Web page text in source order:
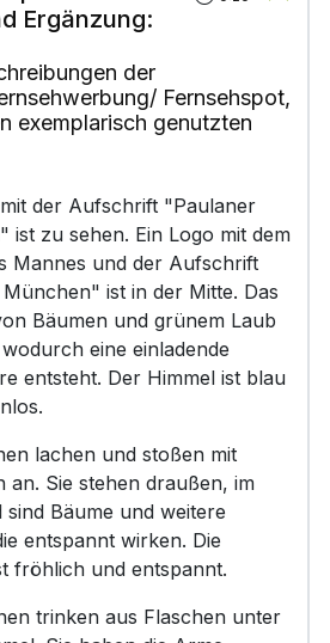
Ergänzung:
der
Fernsehspot,
exemplarisch genutzten
der Aufschrift "Paulaner
ist zu sehen. Ein Logo mit dem
Mannes und der Aufschrift
ist in der Mitte. Das
Bäumen und grünem Laub
eine einladende
entsteht. Der Himmel ist blau
lachen und stoßen mit
an. Sie stehen draußen, im
Bäume und weitere
entspannt wirken. Die
fröhlich und entspannt.
trinken aus Flaschen unter